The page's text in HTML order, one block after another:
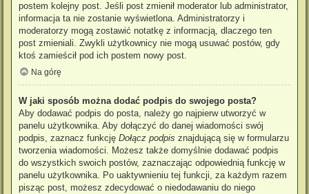
postem kolejny post. Jeśli post zmienił moderator lub administrator,
informacja ta nie zostanie wyświetlona. Administratorzy i
moderatorzy mogą zostawić notatkę z informacją, dlaczego ten
post zmieniali. Zwykli użytkownicy nie mogą usuwać postów, gdy
ktoś zamieścił pod ich postem nowy post.
Na górę
W jaki sposób można dodać podpis do swojego posta?
Aby dodawać podpis do posta, należy go najpierw utworzyć w
panelu użytkownika. Aby dołączyć do danej wiadomości swój
podpis, zaznacz funkcję Dołącz podpis znajdującą się w formularzu
tworzenia wiadomości. Możesz także domyślnie dodawać podpis
do wszystkich swoich postów, zaznaczając odpowiednią funkcję w
panelu użytkownika. Po uaktywnieniu tej funkcji, za każdym razem
pisząc post, możesz zdecydować o niedodawaniu do niego